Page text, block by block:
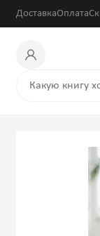
ДоставкаОплата